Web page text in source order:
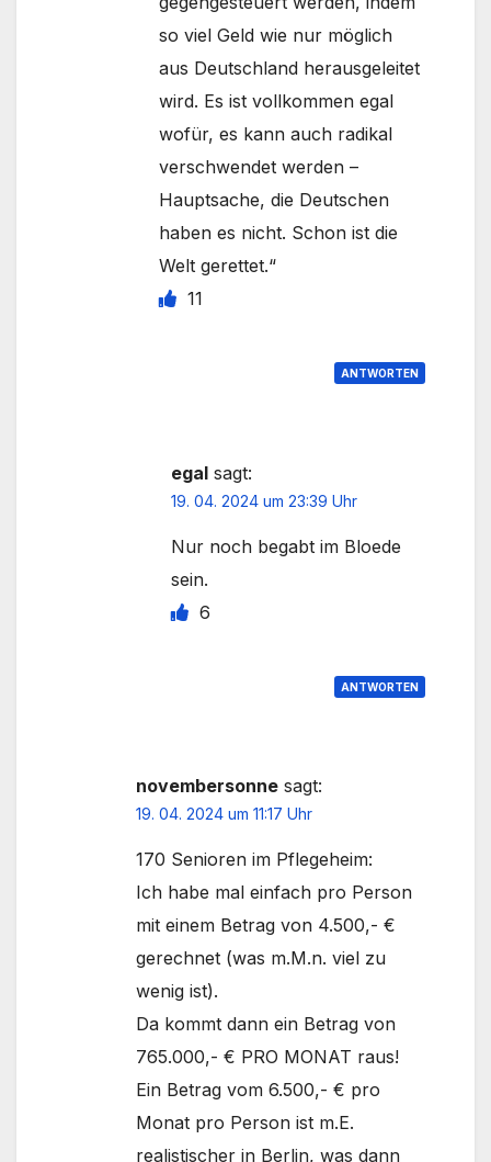
so viel Geld wie nur möglich
aus Deutschland herausgeleitet
wird. Es ist vollkommen egal
wofür, es kann auch radikal
verschwendet werden –
Hauptsache, die Deutschen
haben es nicht. Schon ist die
Welt gerettet.“
11
ANTWORTEN
egal sagt:
19. 04. 2024 um 23:39 Uhr
Nur noch begabt im Bloede
sein.
6
ANTWORTEN
novembersonne sagt:
19. 04. 2024 um 11:17 Uhr
170 Senioren im Pflegeheim:
Ich habe mal einfach pro Person
mit einem Betrag von 4.500,- €
gerechnet (was m.M.n. viel zu
wenig ist).
Da kommt dann ein Betrag von
765.000,- € PRO MONAT raus!
Ein Betrag vom 6.500,- € pro
Monat pro Person ist m.E.
realistischer in Berlin, was dann